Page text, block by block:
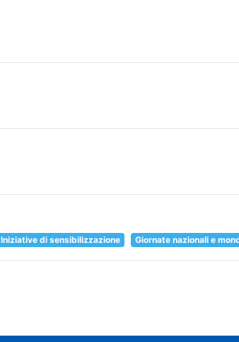
Iniziative di sensibilizzazione Giornate nazionali e